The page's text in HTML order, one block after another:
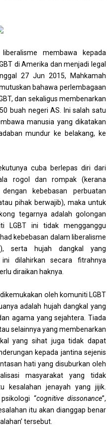
membawa kepada
di Amerika dan menjadi legal
27 Jun 2015, Mahkamah
bahawa perlembagaan
dan sekaligus membenarkan
buah negeri AS. Ini salah satu
manusia yang dikatakan
mundur ke belakang, ke
cuba berlepas diri dari
rogol dan rompak (kerana
kebebasan perbuatan
pihak berwajib), maka untuk
tegarnya adalah golongan
LGBT ini tidak mengganggu
kebebasan dalam liberalisme
serta hujah dangkal yang
dilahirkan secara fitrahnya
diraikan haknya.
oleh komuniti LGBT
adalah hujah dangkal yang
agama yang sejahtera. Tiada
selainnya yang membenarkan
yang sihat juga tidak dapat
kepada jantina sejenis
hati yang disuburkan oleh
masyarakat yang tidak
kesalahan jenayah yang jijik.
“cognitive dissonance”,
itu akan dianggap benar
tersebut.